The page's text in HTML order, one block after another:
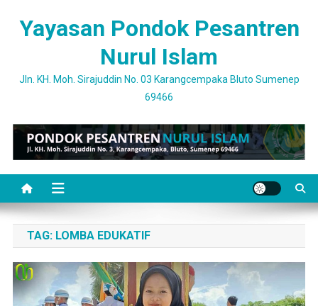
Yayasan Pondok Pesantren
Nurul Islam
Jln. KH. Moh. Sirajuddin No. 03 Karangcempaka Bluto Sumenep
69466
TAG: LOMBA EDUKATIF